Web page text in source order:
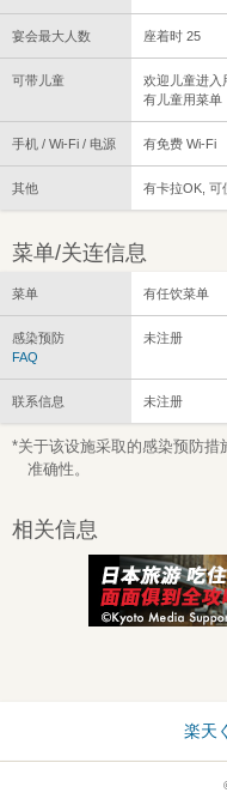
宴会最大人数 座着时 25
可带儿童
欢迎儿童进入
有儿童用菜单
手机 / Wi-Fi / 电源 有免费 Wi-Fi
其他 有卡拉OK, 可
菜单/关连信息
菜单 有任饮菜单
感染预防
FAQ
未注册
联系信息 未注册
*关于该设施采取的感染预防
准确性。
相关信息
楽天